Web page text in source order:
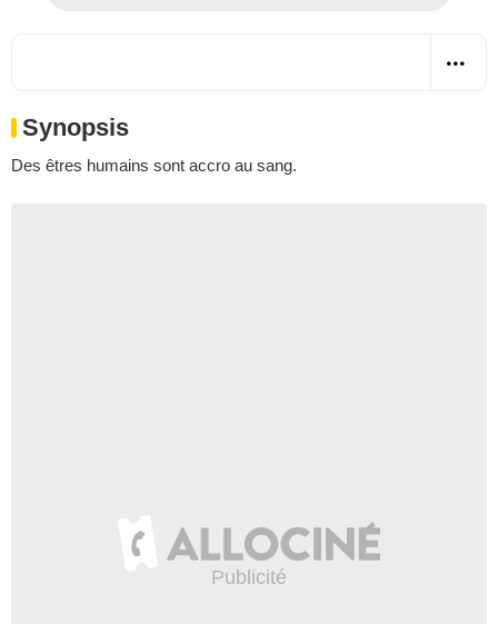
Synopsis
Des êtres humains sont accro au sang.